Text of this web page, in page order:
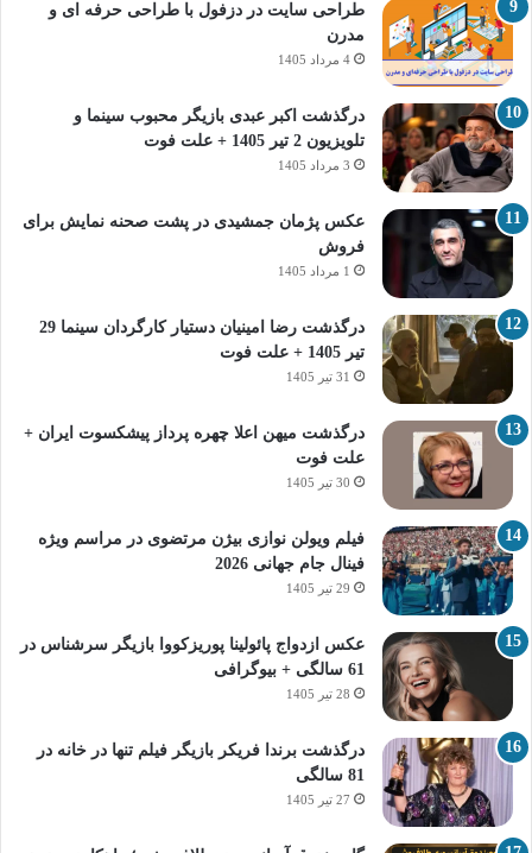
طراحی سایت در دزفول با طراحی حرفه‌ ای و
مدرن
4 مرداد 1405
درگذشت اکبر عبدی بازیگر محبوب سینما و
تلویزیون 2 تیر 1405 + علت فوت
3 مرداد 1405
عکس پژمان جمشیدی در پشت صحنه نمایش برای
فروش
1 مرداد 1405
درگذشت رضا امینیان دستیار کارگردان سینما 29
تیر 1405 + علت فوت
31 تیر 1405
درگذشت میهن اعلا چهره پرداز پیشکسوت ایران +
علت فوت
30 تیر 1405
فیلم ویولن نوازی بیژن مرتضوی در مراسم ویژه
فینال جام جهانی 2026
29 تیر 1405
عکس ازدواج پائولینا پوریزکووا بازیگر سرشناس در
61 سالگی + بیوگرافی
28 تیر 1405
درگذشت برندا فریکر بازیگر فیلم تنها در خانه در
81 سالگی
27 تیر 1405